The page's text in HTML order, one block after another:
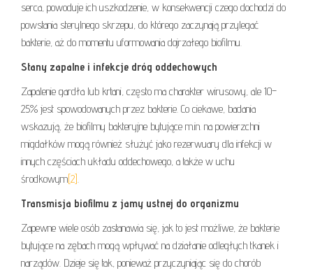
serca, powoduje ich uszkodzenie, w konsekwencji czego dochodzi do
powstania sterylnego skrzepu, do którego zaczynają przylegać
bakterie, aż do momentu uformowania dojrzałego biofilmu.
Stany zapalne i infekcje dróg oddechowych
Zapalenie gardła lub krtani, często ma charakter wirusowy, ale 10–
25% jest spowodowanych przez bakterie. Co ciekawe, badania
wskazują, że biofilmy bakteryjne bytujące m.in. na powierzchni
migdałków mogą również służyć jako rezerwuary dla infekcji w
innych częściach układu oddechowego, a także w uchu
środkowym [2] .
Transmisja biofilmu z jamy ustnej do organizmu
Zapewne wiele osób zastanawia się, jak to jest możliwe, że bakterie
bytujące na zębach mogą wpływać na działanie odległych tkanek i
narządów. Dzieje się tak, ponieważ przyczyniając się do chorób